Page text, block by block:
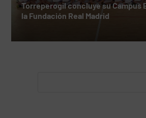
Torreperogil concluye su Campus
la Fundación Real Madrid